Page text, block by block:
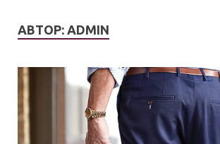
АВТОР: ADMIN